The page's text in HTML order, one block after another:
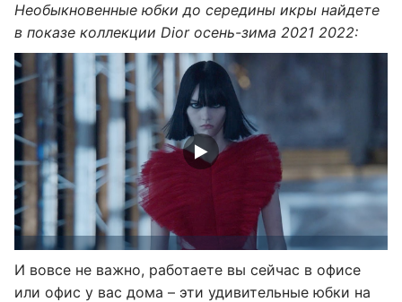
Необыкновенные юбки до середины икры найдете
в показе коллекции Dior осень-зима 2021 2022:
И вовсе не важно, работаете вы сейчас в офисе
или офис у вас дома – эти удивительные юбки на